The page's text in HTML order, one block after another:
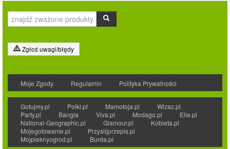
Zgłoś uwagi/błędy
Moje Zgody Regulamin Polityka Prywatności
Gotujmy.pl Polki.pl Mamotoja.pl
Wizaz.pl
Party.pl
Bangla Viva.pl Modago.pl
Elle.pl
National-Geographic.pl
Glamour.pl
Kobieta.pl
Mojegotowanie.pl
Przyslijprzepis.pl
Mojpieknyogrod.pl
Burda.pl